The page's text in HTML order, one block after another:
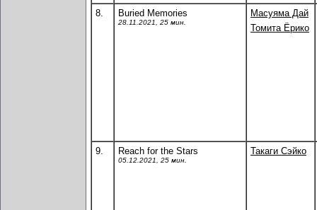
8. Buried Memories
28.11.2021, 25 мин.
Масуяма Дай
Томита Ёрико
9. Reach for the Stars
05.12.2021, 25 мин.
Такаги Сэйко